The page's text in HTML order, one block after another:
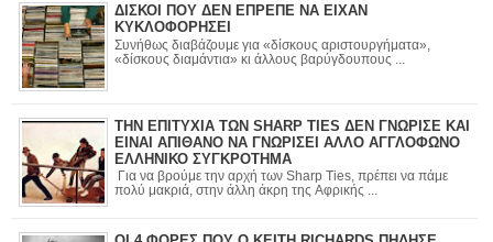
ΔΙΣΚΟΙ ΠΟΥ ΔΕΝ ΕΠΡΕΠΕ ΝΑ ΕΙΧΑΝ
ΚΥΚΛΟΦΟΡΗΣΕΙ
Συνήθως διαβάζουμε για «δίσκους αριστουργήματα»,
«δίσκους διαμάντια» κι άλλους βαρύγδουπους ...
ΤΗΝ ΕΠΙΤΥΧΙΑ ΤΩΝ SHARP TIES ΔΕΝ ΓΝΩΡΙΣΕ ΚΑΙ
ΕΙΝΑΙ ΑΠΙΘΑΝΟ ΝΑ ΓΝΩΡΙΣΕΙ ΑΛΛΟ ΑΓΓΛΟΦΩΝΟ
ΕΛΛΗΝΙΚΟ ΣΥΓΚΡΟΤΗΜΑ
Για να βρούμε την αρχή των Sharp Ties, πρέπει να πάμε
πολύ μακριά, στην άλλη άκρη της Αφρικής ...